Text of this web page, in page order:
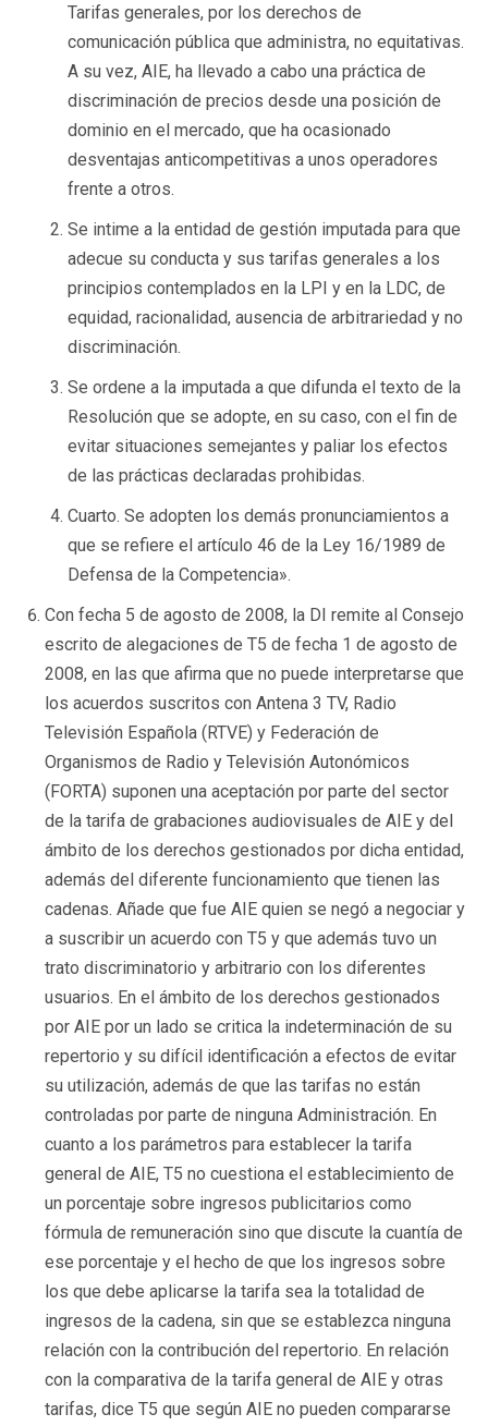
Tarifas generales, por los derechos de
comunicación pública que administra, no equitativas.
A su vez, AIE, ha llevado a cabo una práctica de
discriminación de precios desde una posición de
dominio en el mercado, que ha ocasionado
desventajas anticompetitivas a unos operadores
frente a otros.
Se intime a la entidad de gestión imputada para que
adecue su conducta y sus tarifas generales a los
principios contemplados en la LPI y en la LDC, de
equidad, racionalidad, ausencia de arbitrariedad y no
discriminación.
Se ordene a la imputada a que difunda el texto de la
Resolución que se adopte, en su caso, con el fin de
evitar situaciones semejantes y paliar los efectos
de las prácticas declaradas prohibidas.
Cuarto. Se adopten los demás pronunciamientos a
que se refiere el artículo 46 de la Ley 16/1989 de
Defensa de la Competencia».
Con fecha 5 de agosto de 2008, la DI remite al Consejo
escrito de alegaciones de T5 de fecha 1 de agosto de
2008, en las que afirma que no puede interpretarse que
los acuerdos suscritos con Antena 3 TV, Radio
Televisión Española (RTVE) y Federación de
Organismos de Radio y Televisión Autonómicos
(FORTA) suponen una aceptación por parte del sector
de la tarifa de grabaciones audiovisuales de AIE y del
ámbito de los derechos gestionados por dicha entidad,
además del diferente funcionamiento que tienen las
cadenas. Añade que fue AIE quien se negó a negociar y
a suscribir un acuerdo con T5 y que además tuvo un
trato discriminatorio y arbitrario con los diferentes
usuarios. En el ámbito de los derechos gestionados
por AIE por un lado se critica la indeterminación de su
repertorio y su difícil identificación a efectos de evitar
su utilización, además de que las tarifas no están
controladas por parte de ninguna Administración. En
cuanto a los parámetros para establecer la tarifa
general de AIE, T5 no cuestiona el establecimiento de
un porcentaje sobre ingresos publicitarios como
fórmula de remuneración sino que discute la cuantía de
ese porcentaje y el hecho de que los ingresos sobre
los que debe aplicarse la tarifa sea la totalidad de
ingresos de la cadena, sin que se establezca ninguna
relación con la contribución del repertorio. En relación
con la comparativa de la tarifa general de AIE y otras
tarifas, dice T5 que según AIE no pueden compararse